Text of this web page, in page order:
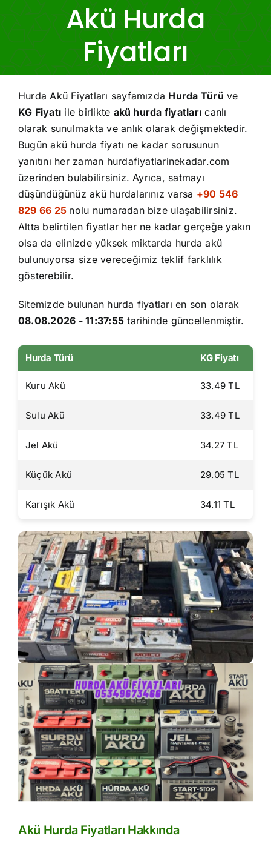
Akü Hurda
Fiyatları
Hurda Akü Fiyatları sayfamızda Hurda Türü ve
KG Fiyatı ile birlikte akü hurda fiyatları canlı
olarak sunulmakta ve anlık olarak değişmektedir.
Bugün akü hurda fiyatı ne kadar sorusunun
yanıtını her zaman hurdafiyatlarinekadar.com
üzerinden bulabilirsiniz. Ayrıca, satmayı
düşündüğünüz akü hurdalarınız varsa +90 546
829 66 25 nolu numaradan bize ulaşabilirsiniz.
Altta belirtilen fiyatlar her ne kadar gerçeğe yakın
olsa da elinizde yüksek miktarda hurda akü
bulunuyorsa size vereceğimiz teklif farklılık
gösterebilir.
Sitemizde bulunan hurda fiyatları en son olarak
08.08.2026 - 11:37:55 tarihinde güncellenmiştir.
Hurda Türü KG Fiyatı
Kuru Akü 33.49 TL
Sulu Akü 33.49 TL
Jel Akü 34.27 TL
Küçük Akü 29.05 TL
Karışık Akü 34.11 TL
Akü Hurda Fiyatları Hakkında